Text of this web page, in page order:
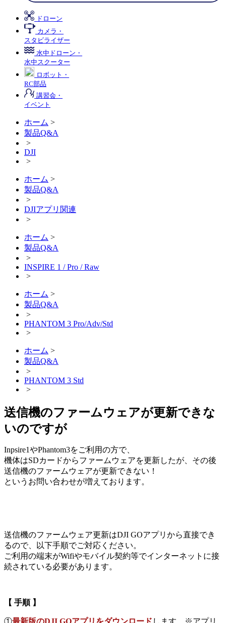
ドローン
カメラ・
スタビライザー
水中ドローン・
水中スクーター
ロボット・
RC部品
講習会・
イベント
ホーム >
製品Q&A
>
DJI
>
ホーム >
製品Q&A
>
DJIアプリ関連
>
ホーム >
製品Q&A
>
INSPIRE 1 / Pro / Raw
>
ホーム >
製品Q&A
>
PHANTOM 3 Pro/Adv/Std
>
ホーム >
製品Q&A
>
PHANTOM 3 Std
>
送信機のファームウェアが更新できな
いのですが
Inpsire1やPhantom3をご利用の方で、
機体はSDカードからファームウェアを更新したが、その後
送信機のファームウェアが更新できない！
というお問い合わせが増えております。
送信機のファームウェア更新はDJI GOアプリから直接でき
るので、以下手順でご対応ください。
ご利用の端末がWifiやモバイル契約等でインターネットに接
続されている必要があります。
【 手順 】
①最新版のDJI GOアプリをダウンロード します。※アプリ